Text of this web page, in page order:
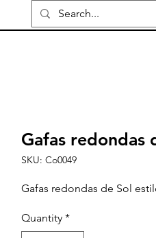
Gafas redondas
SKU: Co0049
Gafas redondas de Sol
Quantity *